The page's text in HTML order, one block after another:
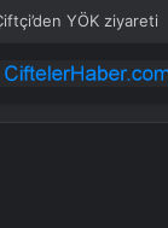
YÖK ziyareti